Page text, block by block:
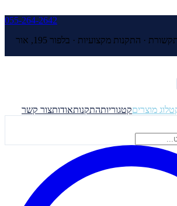
055-264-2642
· התקנות מקצועיות ·
בלפור 195, אור
מוצריםקטגוריותהתקנותאודותצור קשר